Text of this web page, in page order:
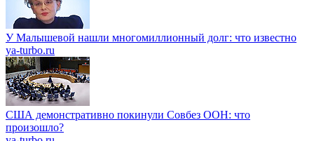
У Малышевой нашли многомиллионный долг: что известно
ya-turbo.ru
США демонстративно покинули Совбез ООН: что
произошло?